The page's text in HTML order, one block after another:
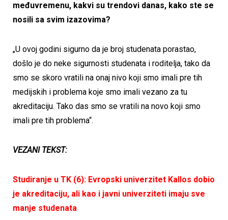
međuvremenu, kakvi su trendovi danas, kako ste se
nosili sa svim izazovima?
„U ovoj godini sigurno da je broj studenata porastao,
došlo je do neke sigurnosti studenata i roditelja, tako da
smo se skoro vratili na onaj nivo koji smo imali pre tih
medijskih i problema koje smo imali vezano za tu
akreditaciju. Tako das smo se vratili na novo koji smo
imali pre tih problema“.
VEZANI TEKST:
Studiranje u TK (6): Evropski univerzitet Kallos dobio
je akreditaciju, ali kao i javni univerziteti imaju sve
manje studenata